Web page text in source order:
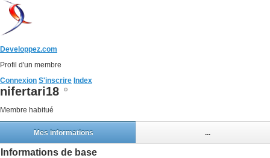
Developpez.com
Profil d'un membre
Connexion S'inscrire Index
nifertari18
Membre habitué
Mes informations ...
Informations de base